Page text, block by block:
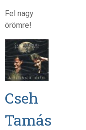
Fel nagy
örömre!
Cseh
Tamás